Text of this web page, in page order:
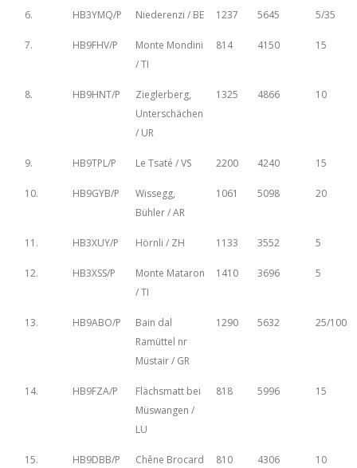
6. HB3YMQ/P Niederenzi / BE 1237 5645 5/35
7. HB9FHV/P
Monte Mondini
/ TI
814 4150 15
8. HB9HNT/P
Zieglerberg,
Unterschächen
/ UR
1325 4866 10
9. HB9TPL/P Le Tsaté / VS 2200 4240 15
10. HB9GYB/P
Wissegg,
Bühler / AR
1061 5098 20
11. HB3XUY/P Hörnli / ZH 1133 3552 5
12. HB3XSS/P
Monte Mataron
/ TI
1410 3696 5
13. HB9ABO/P
Bain dal
Ramüttel nr
Müstair / GR
1290 5632 25/100
14. HB9FZA/P
Flächsmatt bei
Müswangen /
LU
818 5996 15
15. HB9DBB/P
Chêne Brocard
810 4306 10